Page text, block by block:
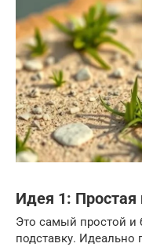
Идея 1: Простая
Это самый простой и
подставку.